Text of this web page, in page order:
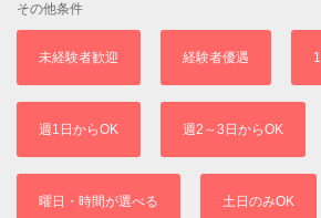
その他条件
未経験者歓迎 経験者優遇
週1日からOK 週2～3日からOK
曜日・時間が選べる 土日のみOK